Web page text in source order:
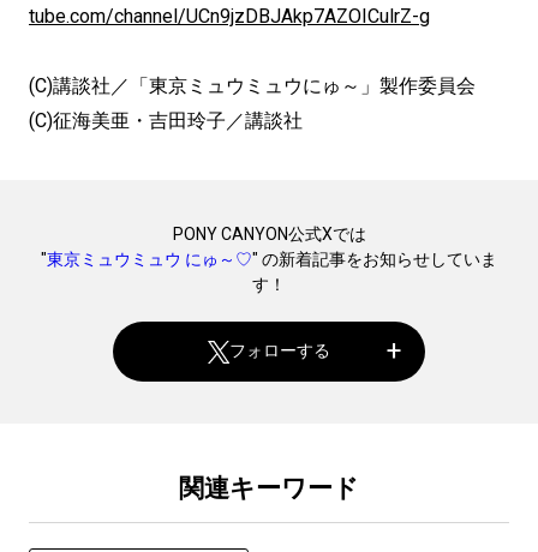
tube.com/channel/UCn9jzDBJAkp7AZOICulrZ-g
(C)講談社／「東京ミュウミュウにゅ～」製作委員会
(C)征海美亜・吉田玲子／講談社
PONY CANYON公式Xでは
"東京ミュウミュウ にゅ～♡" の新着記事をお知らせしていま
す！
フォローする
関連キーワード